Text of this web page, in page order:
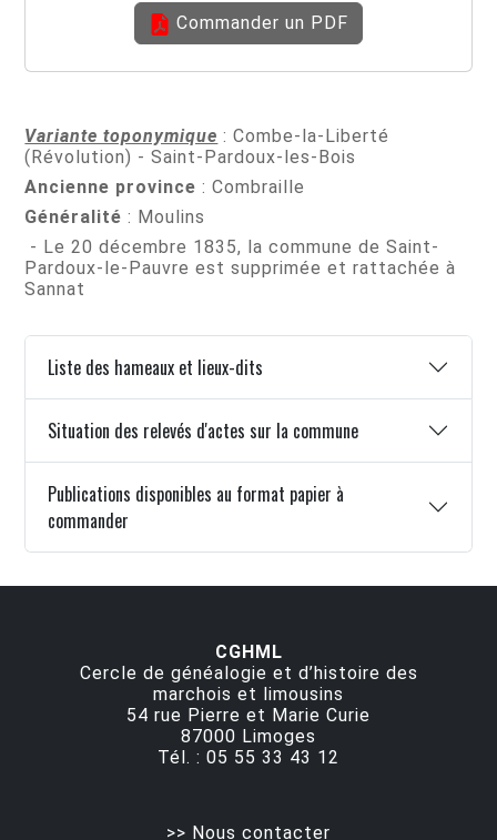
Commander un PDF
Variante toponymique : Combe-la-Liberté
(Révolution) - Saint-Pardoux-les-Bois
Ancienne province : Combraille
Généralité : Moulins
- Le 20 décembre 1835, la commune de Saint-
Pardoux-le-Pauvre est supprimée et rattachée à
Sannat
Liste des hameaux et lieux-dits
Situation des relevés d'actes sur la commune
Publications disponibles au format papier à
commander
CGHML
Cercle de généalogie et d’histoire des
marchois et limousins
54 rue Pierre et Marie Curie
87000 Limoges
Tél. : 05 55 33 43 12
>> Nous contacter